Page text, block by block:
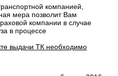
компанией,
мера позволит Вам
компании в случае
в процессе
выдачи ТК необходимо